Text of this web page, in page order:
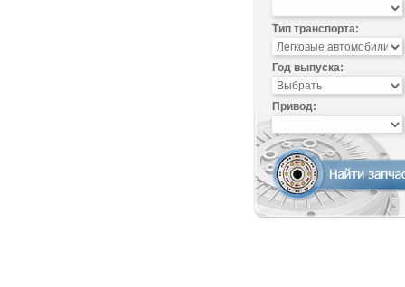
Тип транспорта:
Год выпуска:
Привод: